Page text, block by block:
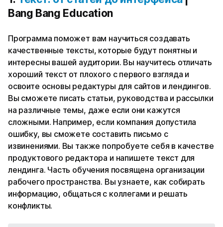
Bang Bang Education
Программа поможет вам научиться создавать
качественные тексты, которые будут понятны и
интересны вашей аудитории. Вы научитесь отличать
хороший текст от плохого с первого взгляда и
освоите основы редактуры для сайтов и лендингов.
Вы сможете писать статьи, руководства и рассылки
на различные темы, даже если они кажутся
сложными. Например, если компания допустила
ошибку, вы сможете составить письмо с
извинениями. Вы также попробуете себя в качестве
продуктового редактора и напишете текст для
лендинга. Часть обучения посвящена организации
рабочего пространства. Вы узнаете, как собирать
информацию, общаться с коллегами и решать
конфликты.